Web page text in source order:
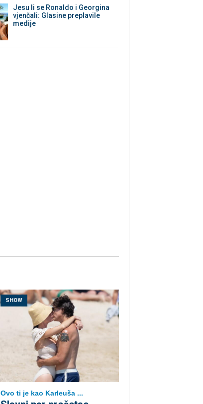
Jesu li se Ronaldo i Georgina
vjenčali: Glasine preplavile
medije
SHOW
Ovo ti je kao Karleuša ...